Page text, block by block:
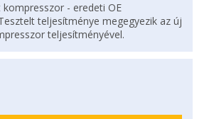
- eredeti OE
teljesítménye megegyezik az új
teljesítményével.